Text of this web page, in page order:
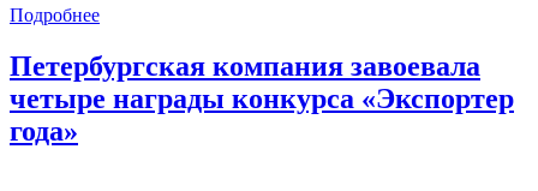
Подробнее
Петербургская компания завоевала
четыре награды конкурса «Экспортер
года»